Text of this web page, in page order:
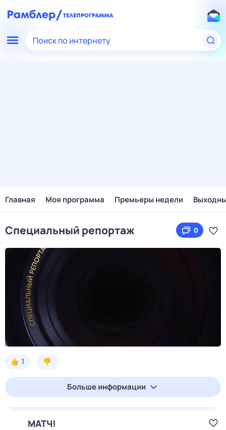
Поиск по интернету
Главная Моя программа Премьеры недели
Специальный репортаж 0
1
Больше информации
МАТЧ!